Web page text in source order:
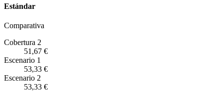
Estándar
Comparativa
Cobertura 2
51,67 €
Escenario 1
53,33 €
Escenario 2
53,33 €